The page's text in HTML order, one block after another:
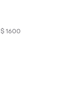
$ 1600